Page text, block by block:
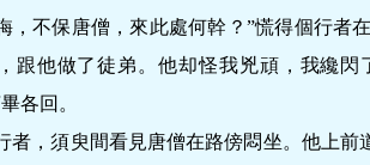
，不保唐僧，來此處何幹？”慌得個行者
跟他做了徒弟。他却怪我兇頑，我纔
各回。
者，須臾間看見唐僧在路傍悶坐。他上前